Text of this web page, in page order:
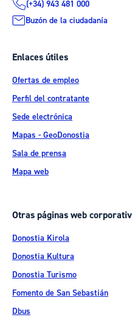
(+34) 943 481 000
Buzón de la ciudadanía
Enlaces útiles
Ofertas de empleo
Perfil del contratante
Sede electrónica
Mapas - GeoDonostia
Sala de prensa
Mapa web
Otras páginas web
Donostia Kirola
Donostia Kultura
Donostia Turismo
Fomento de San Sebastián
Dbus